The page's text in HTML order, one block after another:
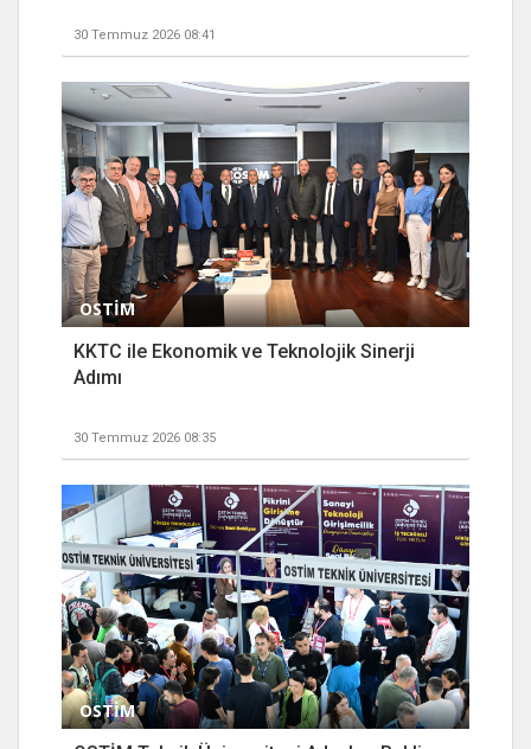
30 Temmuz 2026 08:41
OSTİM
KKTC ile Ekonomik ve Teknolojik Sinerji
Adımı
30 Temmuz 2026 08:35
OSTİM